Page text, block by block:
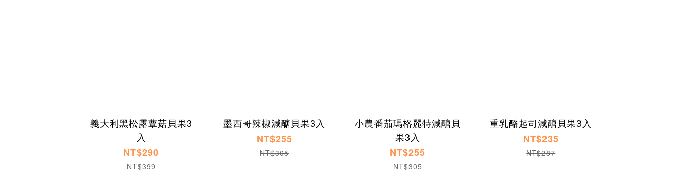
義大利黑松露蕈菇貝果3
入
NT$290
NT$399
墨西哥辣椒減醣貝果3入
NT$255
NT$305
小農番茄瑪格麗特減醣貝
果3入
NT$255
NT$305
重乳酪起司減醣貝果3入
NT$235
NT$287